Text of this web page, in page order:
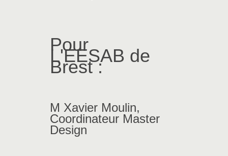
Pour
L'EESAB de
Brest :
M Xavier Moulin,
Coordinateur Master
Design